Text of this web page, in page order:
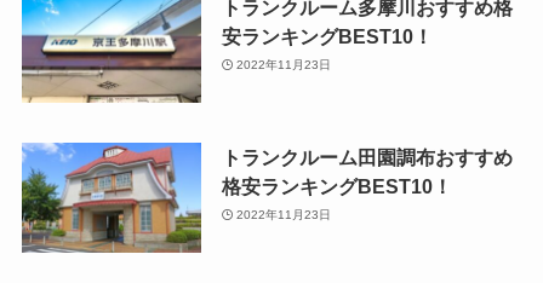
トランクルーム多摩川おすすめ格
安ランキングBEST10！
2022年11月23日
トランクルーム田園調布おすすめ
格安ランキングBEST10！
2022年11月23日